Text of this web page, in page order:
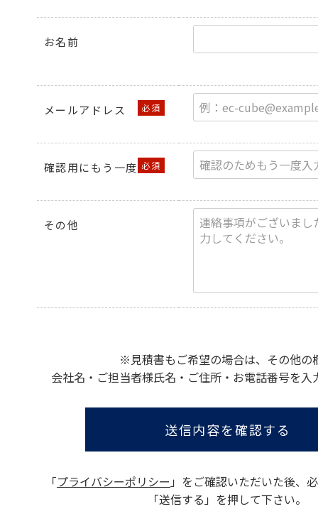
お名前
メールアドレス
確認用にもう一度
その他
※見積書もご希望の場合は、その他の
会社名・ご担当者様氏名・ご住所・お電話番号を入
送信内容を確認する
「プライバシーポリシー 」をご確認いただいた後、
「送信する」を押して下さい。